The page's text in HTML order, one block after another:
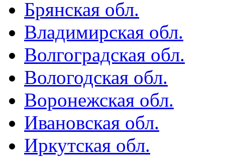
Брянская обл.
Владимирская обл.
Волгоградская обл.
Вологодская обл.
Воронежская обл.
Ивановская обл.
Иркутская обл.